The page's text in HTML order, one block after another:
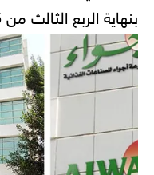
بنهاية الربع الثالث من 2025